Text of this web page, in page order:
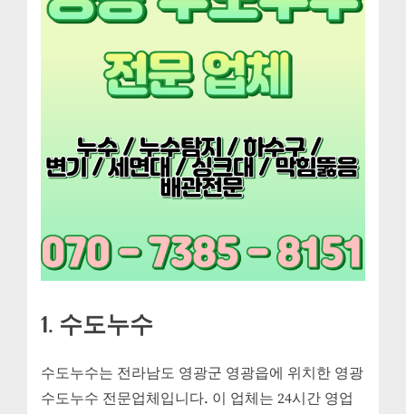
1. 수도누수
수도누수는 전라남도 영광군 영광읍에 위치한 영광
수도누수 전문업체입니다. 이 업체는 24시간 영업